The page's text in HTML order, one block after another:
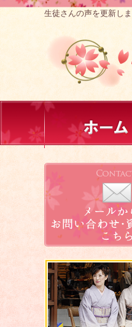
生徒さんの声を更新しま